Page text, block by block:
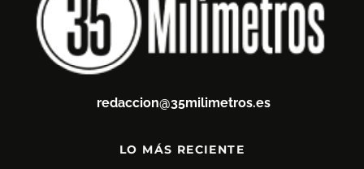
redaccion@35milimetros.es
LO MÁS RECIENTE